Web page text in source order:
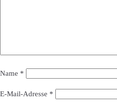
Name *
E-Mail-Adresse *